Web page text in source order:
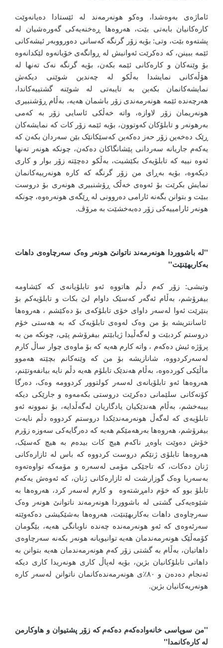
ئاماژەی بەوەشدا، وەکو هونەرمەند لە ئێستادا دەیانەوێت
کارەکانیان بابەتی بێت، هەروەها ڕەخنەیەکی گەورەشیان لە
پشتەوە بێت، وتی: بۆیە زۆر گرنگە کەسانی دەورووبەر ئیشەکانی
ئێمە ببینن، کە دەکرێت ئەوانیش لە ڕوانگەی خۆیانەوە لێکدانەوە
بۆ وێنەکان و کارەکانی ئێمە بکەن، بۆیە گرنگە نەک تەنها لە
هۆڵەکانی نمایشدا بەڵکو لە چەندین شوێنی دیکەش
نمایشەکانمان بکەین بە تایبەتی لە شوێنە گشتییەکاندا،
هەرچەندە ئێمە هونەرمەندی زۆر باشمان هەیە، بەڵام ڕۆشنبیری
هونەریمان زۆر لاوازە، واتە خەڵکی ئاسایی زۆر بە کەمی
بەرهونەر و تابلۆکان کەوتوون، بۆیە ئێمە زۆر کات کە نمایشەکان
ڕێک دەخەین زۆر حەز دەکەین کەسێکانێک بێن سەردان بکەن کە
یەکەم جاریانە سەردانی پێشانگاکان دەکەن، چونکە هونەر تەنها
ئەوە نییە کە تابلۆیەک بکێشیت، بەڵکو دەچێتە زۆر بوار و کاری
دیکەوە، بۆیە بەڕای من زۆر گرنگە کە کارە هونەرییەکانمان
نمایش بکرێت بۆ ئەوەی خەڵک ڕۆشنبیری هونەری بۆ دروست
ببێت و بتوانن بگەنە ئارامی دەروونی لە ڕێگەی هونەرەوە، چونکە
هونەر ئارامییەکی زۆر دەبەخشێت بە مرۆڤ.
''لە باشووردا هونەرمەند ناتوانێ هونەر وەک سەرچاوەی داهات
بەکاربهێنێت''
وتیشی: زۆر کەم دڵم هاتووە ئەو تابلۆیانەی کە کێشاومە
بیفرۆشم، بەڵام ئەگەر کەسێک داوام لێ بکات و تابلۆیەکم بۆ
بنێرێت ئەوا لەسەر داوای خۆی تابلۆکەی بۆ دەکێشم ، هەروەها
ئاسانتریشە بۆ من وەک لەوەی تابلۆیەک کە بە هەستی خۆم
دروستم کردبێت و لەگەڵیدا ژیابێتم بیفرۆشم پێی، چونکە من بە
پرۆژە ئیش دەکەم ، واتە کارم هەیە کە بۆ ماوەی چوار ساڵ کارم
لەسەرکردووە، شانازیشە بۆ من کە وێنەکانم بچێتە هەموو
ماڵێکی کوردەوە، بەڵام هەندێک تابلۆم هەیە دڵم نایە بیانفەوتێنم،
هەروەها ئەو تابلۆیانەی لەسەر کولتوور کردوومە وەک، دەرگا
کۆنەکانی سلێمانی دەکرێت دروستی بکەمەوە و جارێکی دیکە
بیبەخشم، بەڵام هەندێکیان یادگاریان لەگەڵدایە، بۆ نموونە ئەو
تابلۆیەی کە لەگەڵ هونەرمەندێکدا دروستم کردووە دڵم نایەت
بیفرۆشم، هەروەها بەرهەمێکم هەیە کە دەرگایەکی سەوزە زۆرم
خۆش دەوێت باوەڕ ناکەم هیچ کات بیدەم بە هیچ کەسێک،
هەروەها تابلۆی ژنێکم دروست کردووە کە باس لە ئازارەکانی
ژنان دەکات، کە تاجێکی مۆمی لەسەرە و مۆمەکە تواوەتەوە
بەسەریا وەک گوزارشت لە ئازارەکانی ژنان، کە ئەوەش یەکەم
تابلۆ بوو کە خۆم دامڕشتەوە و کارم لەسەر کرد، هەروەها بە
شێوەیەکی گشتی لە باشووردا هونەرمەند ناتوانێ هونەر وەک
سەرچاوەی داهات بەکاربهێنێت، هەروەها بەشێکیشی دەکەوێتە
سەرئەوەی کە ئەو هونەرمەندە چەندە ناوبانگی هەیە، بێگومان
کۆمەڵێک هونەرمەندمان هەیە توانیویانە هونەر بکەنە سەرچاوەی
داهاتیان، بەڵام بە گشتی زۆر کەم هونەرمەندمان هەیە بتوانن بە
داهاتی تابلۆکانیان بژین، بۆیە لەپاڵ کاری هونەریدا کاری دیکە
ئەنجام دەدەن و ٨٠٪ی هونەرمەندەکانمان ناتوانن لەسەر کارە
هونەریەکانیان بژین.
''من سوپاسی خانەوادەکەم دەکەم کە زۆر پشتیوان و هاوکارمن
لە کارەکانمدا''